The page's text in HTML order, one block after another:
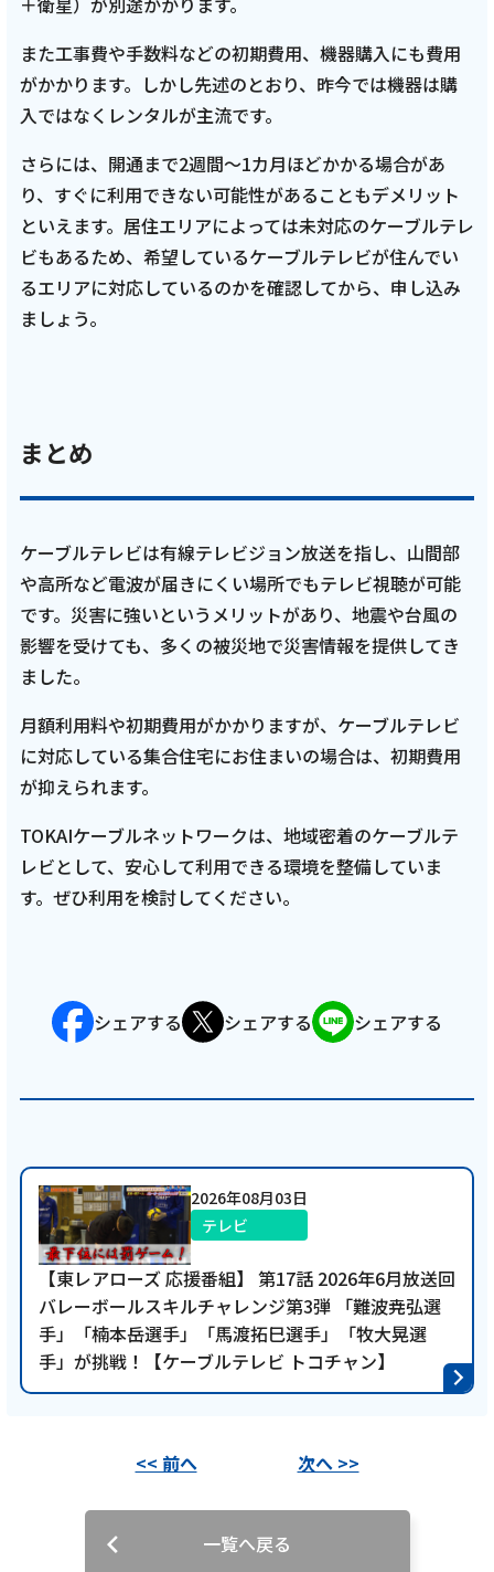
また工事費や手数料などの初期費用、機器購入にも費用
がかかります。しかし先述のとおり、昨今では機器は購
入ではなくレンタルが主流です。
さらには、開通まで2週間～1カ月ほどかかる場合があ
り、すぐに利用できない可能性があることもデメリット
といえます。居住エリアによっては未対応のケーブルテレ
ビもあるため、希望しているケーブルテレビが住んでい
るエリアに対応しているのかを確認してから、申し込み
ましょう。
まとめ
ケーブルテレビは有線テレビジョン放送を指し、山間部
や高所など電波が届きにくい場所でもテレビ視聴が可能
です。災害に強いというメリットがあり、地震や台風の
影響を受けても、多くの被災地で災害情報を提供してき
ました。
月額利用料や初期費用がかかりますが、ケーブルテレビ
に対応している集合住宅にお住まいの場合は、初期費用
が抑えられます。
TOKAIケーブルネットワークは、地域密着のケーブルテ
レビとして、安心して利用できる環境を整備していま
す。ぜひ利用を検討してください。
シェアする シェアする シェアする
2026年08月03日
テレビ
【東レアローズ 応援番組】 第17話 2026年6月放送回
バレーボールスキルチャレンジ第3弾 「難波尭弘選
手」「楠本岳選手」「馬渡拓巳選手」「牧大晃選
手」が挑戦！【ケーブルテレビ トコチャン】
<< 前へ 次へ >>
一覧へ戻る